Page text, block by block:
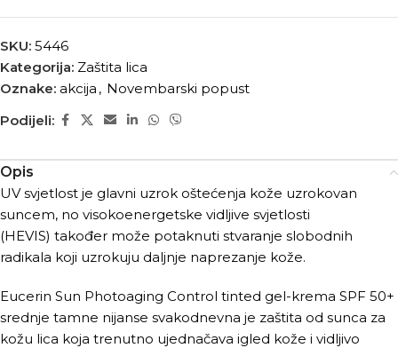
SKU: 5446
Kategorija: Zaštita lica
Oznake: akcija , Novembarski popust
Podijeli:
Opis
UV svjetlost je glavni uzrok oštećenja kože uzrokovan
suncem, no visokoenergetske vidljive svjetlosti
(HEVIS) također može potaknuti stvaranje slobodnih
radikala koji uzrokuju daljnje naprezanje kože.
Eucerin Sun Photoaging Control tinted gel-krema SPF 50+
srednje tamne nijanse svakodnevna je zaštita od sunca za
kožu lica koja trenutno ujednačava igled kože i vidljivo